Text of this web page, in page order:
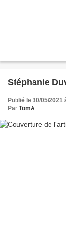
Stéphanie
Publié le 30/05/2021
Par TomA